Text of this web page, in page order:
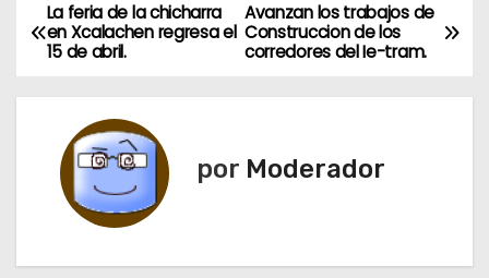
N
a
Avanzan los trabajos de
Construccion de los
corredores del Ie-tram.
La feria de la chicharra
en Xcalachen regresa el
15 de abril.
por Moderador